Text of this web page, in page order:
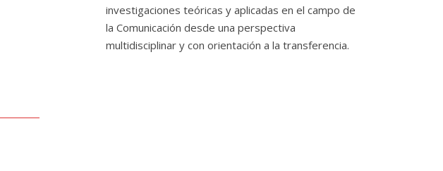
investigaciones teóricas y aplicadas en el campo de
la Comunicación desde una perspectiva
multidisciplinar y con orientación a la transferencia.